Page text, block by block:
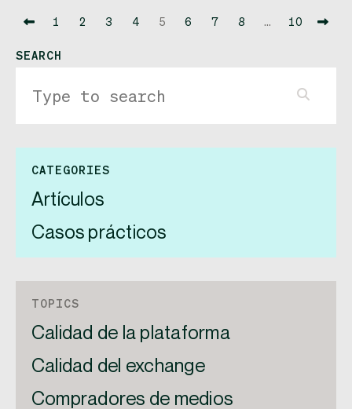
1 2 3 4 5 6 7 8 … 10
SEARCH
CATEGORIES
Artículos
Casos prácticos
TOPICS
Calidad de la plataforma
Calidad del exchange
Compradores de medios